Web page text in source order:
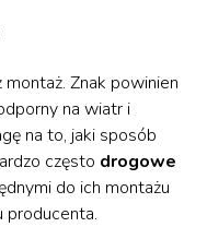
Znak powinien
na wiatr i
na to, jaki sposób
często drogowe
do ich montażu
producenta.